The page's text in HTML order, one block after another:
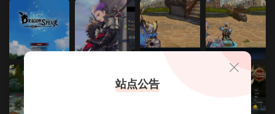
站点公告